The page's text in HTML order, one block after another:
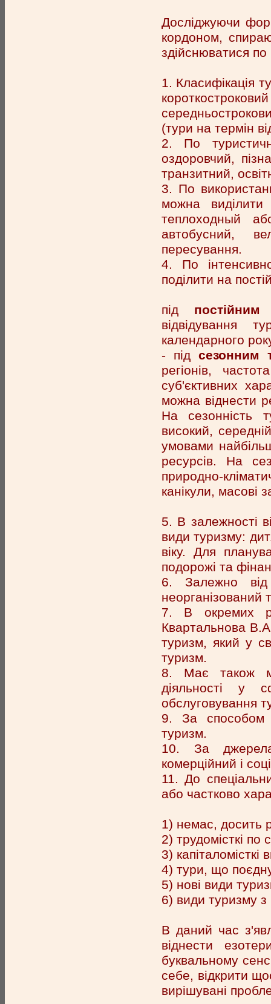
Досліджуючи
кордоном,
здійснюватися
1. Класифікація
(тури на термін
2. По
оздоровчий,
транзитний,
3. По
можна виділити
теплоходный
автобусний,
пересування.
4. По
поділити на
під
відвідування
календарного
- підсезонним
регіонів,
суб'єктивних
можна віднести
На сезонність
високий,
умовами
ресурсів. На
природно-
канікули, масові
5. В залежності
види туризму:
віку. Для
подорожі та
6. Залежно від
неорганізований
7. В окремих
Квартальнова
туризм, який у
туризм.
8. Має також
діяльності у
обслуговування
9. За способом
туризм.
10. За
комерційний і
11. До
або частково
1) немас, досить
2) трудомісткі по
3) капіталомісткі
4) тури, що
5) нові види
6) види туризму
В даний час
віднести
буквальному
себе, відкрити
вирішувані